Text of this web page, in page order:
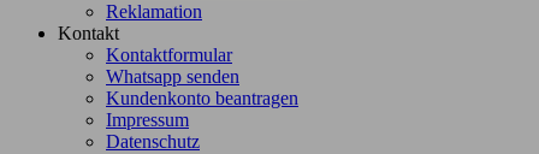
Reklamation
Kontakt
Kontaktformular
Whatsapp senden
Kundenkonto beantragen
Impressum
Datenschutz